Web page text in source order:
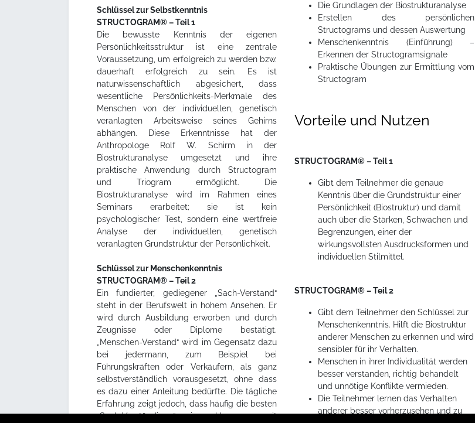
Schlüssel zur Selbstkenntnis
STRUCTOGRAM® – Teil 1
Die bewusste Kenntnis der eigenen
Persönlichkeitsstruktur ist eine zentrale
Voraussetzung, um erfolgreich zu werden bzw.
dauerhaft erfolgreich zu sein. Es ist
naturwissenschaftlich abgesichert, dass
wesentliche Persönlichkeits-Merkmale des
Menschen von der individuellen, genetisch
veranlagten Arbeitsweise seines Gehirns
abhängen. Diese Erkenntnisse hat der
Anthropologe Rolf W. Schirm in der
Biostrukturanalyse umgesetzt und ihre
praktische Anwendung durch Structogram
und Triogram ermöglicht. Die
Biostrukturanalyse wird im Rahmen eines
Seminars erarbeitet; sie ist kein
psychologischer Test, sondern eine wertfreie
Analyse der individuellen, genetisch
veranlagten Grundstruktur der Persönlichkeit.
Schlüssel zur Menschenkenntnis
STRUCTOGRAM® – Teil 2
Ein fundierter, gediegener „Sach-Verstand“
steht in der Berufswelt in hohem Ansehen. Er
wird durch Ausbildung erworben und durch
Zeugnisse oder Diplome bestätigt.
„Menschen-Verstand“ wird im Gegensatz dazu
bei jedermann, zum Beispiel bei
Führungskräften oder Verkäufern, als ganz
selbstverständlich vorausgesetzt, ohne dass
es dazu einer Anleitung bedürfte. Die tägliche
Erfahrung zeigt jedoch, dass häufig die besten
„Sach-Verständigen“ im Umgang mit
Die Grundlagen der Biostrukturanalyse
Erstellen des persönlichen
Structograms und dessen Auswertung
Menschenkenntnis (Einführung) –
Erkennen der Structogramsignale
Praktische Übungen zur Ermittlung vom
Structogram
Vorteile und Nutzen
STRUCTOGRAM® – Teil 1
Gibt dem Teilnehmer die genaue
Kenntnis über die Grundstruktur einer
Persönlichkeit (Biostruktur) und damit
auch über die Stärken, Schwächen und
Begrenzungen, einer der
wirkungsvollsten Ausdrucksformen und
individuellen Stilmittel.
STRUCTOGRAM® – Teil 2
Gibt dem Teilnehmer den Schlüssel zur
Menschenkenntnis. Hilft die Biostruktur
anderer Menschen zu erkennen und wird
sensibler für ihr Verhalten.
Menschen in ihrer Individualität werden
besser verstanden, richtig behandelt
und unnötige Konflikte vermieden.
Die Teilnehmer lernen das Verhalten
anderer besser vorherzusehen und zu